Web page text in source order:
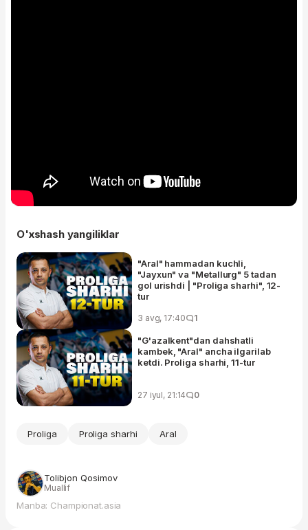
O'xshash yangiliklar
"Aral" hammadan kuchli,
"Jayxun" va "Metallurg" 5 tadan
gol urishdi | "Proliga sharhi", 12-
tur
3 avg, 17:40 1
"G'azalkent"dan dahshatli
kambek, "Aral" ancha ilgarilab
ketdi. Proliga sharhi, 11-tur
27 iyul, 21:14 0
Proliga Proliga sharhi Aral
Tolibjon Qosimov
Muallif
Manba: Championat.asia